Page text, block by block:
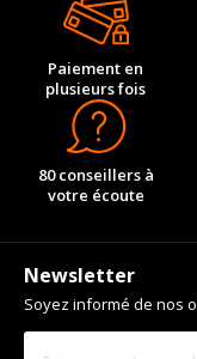
Paiement en
plusieurs fois
80 conseillers à
votre écoute
Newsletter
Soyez informé de nos